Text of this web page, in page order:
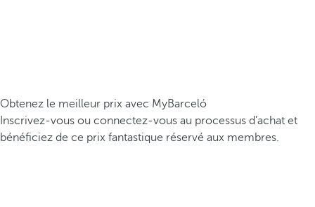
Obtenez le meilleur prix avec MyBarceló
Inscrivez-vous ou connectez-vous au processus d’achat et
bénéficiez de ce prix fantastique réservé aux membres.